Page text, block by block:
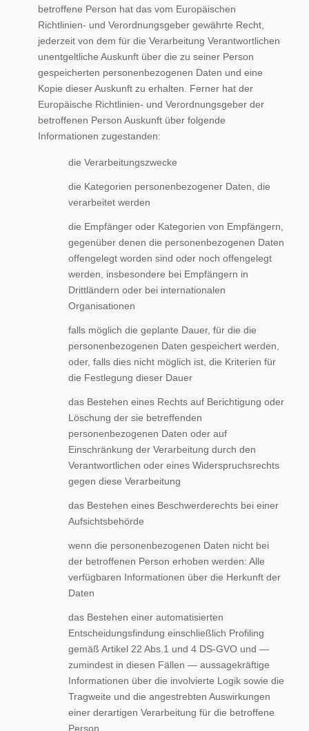
betroffene Person hat das vom Europäischen
Richtlinien- und Verordnungsgeber gewährte Recht,
jederzeit von dem für die Verarbeitung Verantwortlichen
unentgeltliche Auskunft über die zu seiner Person
gespeicherten personenbezogenen Daten und eine
Kopie dieser Auskunft zu erhalten. Ferner hat der
Europäische Richtlinien- und Verordnungsgeber der
betroffenen Person Auskunft über folgende
Informationen zugestanden:
die Verarbeitungszwecke
die Kategorien personenbezogener Daten, die
verarbeitet werden
die Empfänger oder Kategorien von Empfängern,
gegenüber denen die personenbezogenen Daten
offengelegt worden sind oder noch offengelegt
werden, insbesondere bei Empfängern in
Drittländern oder bei internationalen
Organisationen
falls möglich die geplante Dauer, für die die
personenbezogenen Daten gespeichert werden,
oder, falls dies nicht möglich ist, die Kriterien für
die Festlegung dieser Dauer
das Bestehen eines Rechts auf Berichtigung oder
Löschung der sie betreffenden
personenbezogenen Daten oder auf
Einschränkung der Verarbeitung durch den
Verantwortlichen oder eines Widerspruchsrechts
gegen diese Verarbeitung
das Bestehen eines Beschwerderechts bei einer
Aufsichtsbehörde
wenn die personenbezogenen Daten nicht bei
der betroffenen Person erhoben werden: Alle
verfügbaren Informationen über die Herkunft der
Daten
das Bestehen einer automatisierten
Entscheidungsfindung einschließlich Profiling
gemäß Artikel 22 Abs.1 und 4 DS-GVO und —
zumindest in diesen Fällen — aussagekräftige
Informationen über die involvierte Logik sowie die
Tragweite und die angestrebten Auswirkungen
einer derartigen Verarbeitung für die betroffene
Person